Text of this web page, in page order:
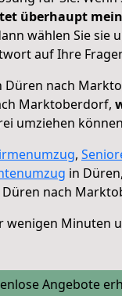
überhaupt
wählen Sie sie
auf Ihre
Düren nach
Marktoberdorf,
umziehen
,
in Düren,
nach
wenigen Minuten
Angebote